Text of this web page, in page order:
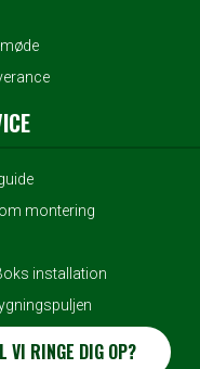
montering
installation
VI RINGE DIG OP?